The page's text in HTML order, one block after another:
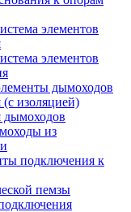
элементов
элементов
дымоходов
(с изоляцией)
дымоходов
из
подключения к
пемзы